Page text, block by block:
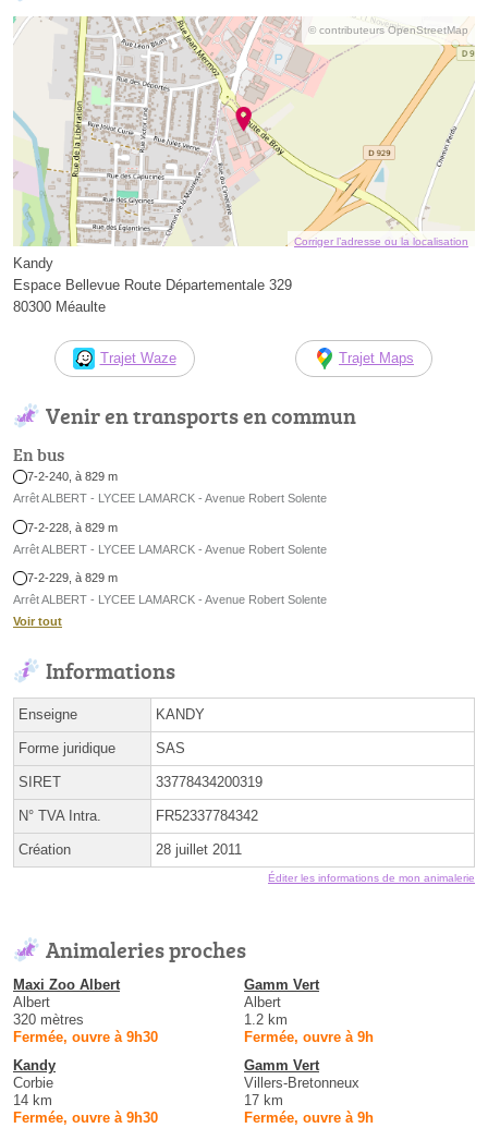
© contributeurs OpenStreetMap
Corriger l’adresse ou la localisation
Kandy
Espace Bellevue Route Départementale 329
80300 Méaulte
Trajet Waze Trajet Maps
Venir en transports en commun
En bus
7-2-240, à 829 m
Arrêt ALBERT - LYCEE LAMARCK - Avenue Robert Solente
7-2-228, à 829 m
Arrêt ALBERT - LYCEE LAMARCK - Avenue Robert Solente
7-2-229, à 829 m
Arrêt ALBERT - LYCEE LAMARCK - Avenue Robert Solente
Voir tout
Informations
Enseigne KANDY
Forme juridique SAS
SIRET 33778434200319
N° TVA Intra. FR52337784342
Création 28 juillet 2011
Éditer les informations de mon animalerie
Animaleries proches
Maxi Zoo Albert
Albert
320 mètres
Fermée, ouvre à 9h30
Gamm Vert
Albert
1.2 km
Fermée, ouvre à 9h
Kandy
Corbie
14 km
Fermée, ouvre à 9h30
Gamm Vert
Villers-Bretonneux
17 km
Fermée, ouvre à 9h